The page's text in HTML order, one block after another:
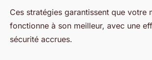
Ces stratégies garantissent que votre
fonctionne à son meilleur, avec une
sécurité accrues.